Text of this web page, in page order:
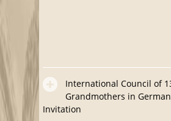
International Council of
Grandmothers in
Invitation